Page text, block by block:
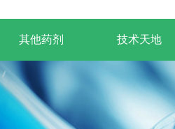
其他药剂 技术天地